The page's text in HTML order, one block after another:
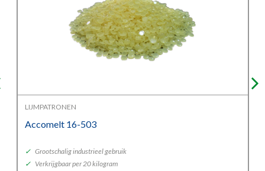
LIJMPATRONEN
Accomelt 16-503
✓ Grootschalig industrieel gebruik
✓ Verkrijgbaar per 20 kilogram